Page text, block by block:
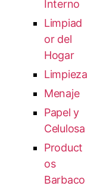
Interno
Limpiad
or del
Hogar
Limpieza
Menaje
Papel y
Celulosa
Product
os
Barbaco